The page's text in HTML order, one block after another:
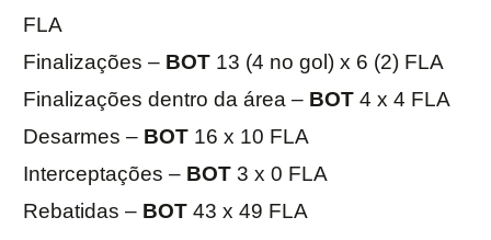
FLA
Finalizações – BOT 13 (4 no gol) x 6 (2) FLA
Finalizações dentro da área – BOT 4 x 4 FLA
Desarmes – BOT 16 x 10 FLA
Interceptações – BOT 3 x 0 FLA
Rebatidas – BOT 43 x 49 FLA